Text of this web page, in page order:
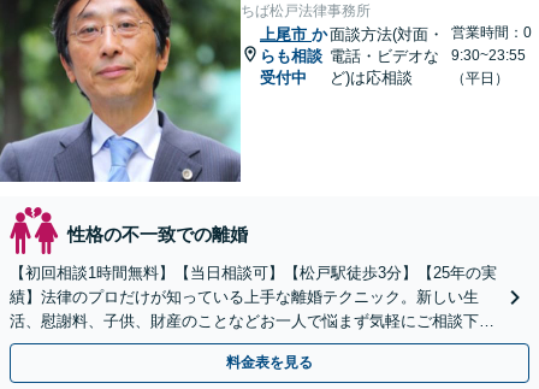
ちば松戸法律事務所
上尾市 か
らも相談
受付中
面談方法(対面・
電話・ビデオな
ど)は応相談
営業時間：0
9:30~23:55
（平日）
性格の不一致での離婚
【初回相談1時間無料】【当日相談可】【松戸駅徒歩3分】【25年の実
績】法律のプロだけが知っている上手な離婚テクニック。新しい生
活、慰謝料、子供、財産のことなどお一人で悩まず気軽にご相談下さ
い。女性側／男性側／熟年離婚など弁護経験豊富です。
料金表を見る